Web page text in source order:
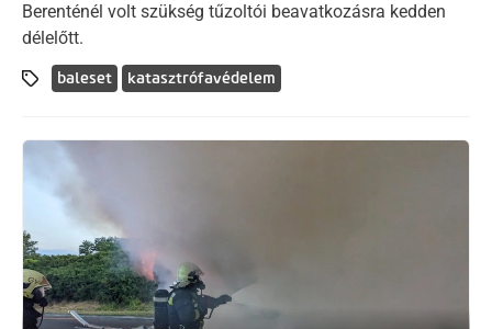
Berenténél volt szükség tűzoltói beavatkozásra kedden
délelőtt.
baleset katasztrófavédelem